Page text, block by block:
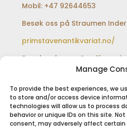
Manage
To provide the best experiences, we
to store and/or access device
technologies will allow us to process
behavior or unique IDs on this site.
consent, may adversely affect
Mobil: +47 92644653
Besøk oss på Straumen
primstavenantikvariat.no/
Besøksadresse:
extra og Shell bensinstasjon
SIKKER BETALING